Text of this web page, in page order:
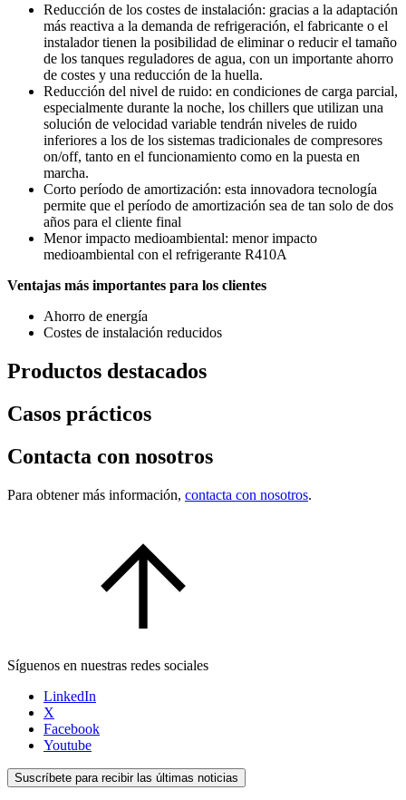
Reducción de los costes de instalación: gracias a la adaptación
más reactiva a la demanda de refrigeración, el fabricante o el
instalador tienen la posibilidad de eliminar o reducir el tamaño
de los tanques reguladores de agua, con un importante ahorro
de costes y una reducción de la huella.
Reducción del nivel de ruido: en condiciones de carga parcial,
especialmente durante la noche, los chillers que utilizan una
solución de velocidad variable tendrán niveles de ruido
inferiores a los de los sistemas tradicionales de compresores
on/off, tanto en el funcionamiento como en la puesta en
marcha.
Corto período de amortización: esta innovadora tecnología
permite que el período de amortización sea de tan solo de dos
años para el cliente final
Menor impacto medioambiental: menor impacto
medioambiental con el refrigerante R410A
Ventajas más importantes para los clientes
Ahorro de energía
Costes de instalación reducidos
Productos destacados
Casos prácticos
Contacta con nosotros
Para obtener más información, contacta con nosotros.
Síguenos en nuestras redes sociales
LinkedIn
X
Facebook
Youtube
Suscríbete para recibir las últimas noticias